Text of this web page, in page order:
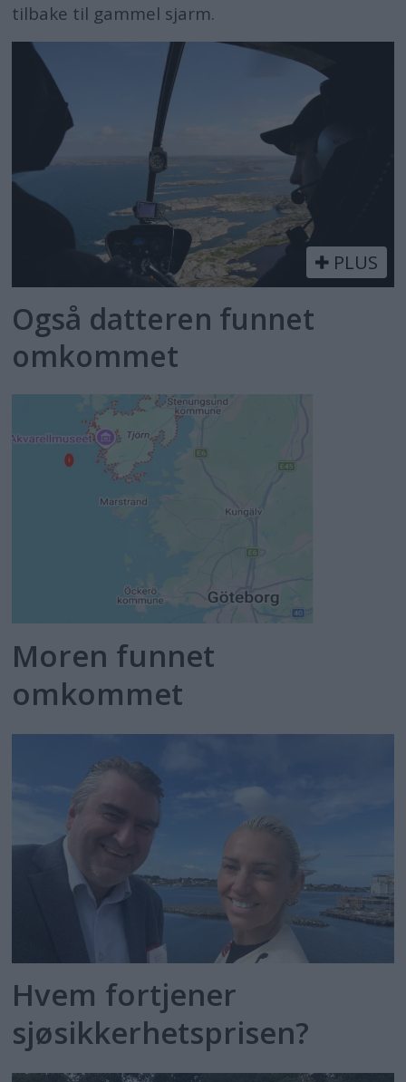
tilbake til gammel sjarm.
PLUS
Også datteren funnet
omkommet
Moren funnet
omkommet
Hvem fortjener
sjøsikkerhetsprisen?